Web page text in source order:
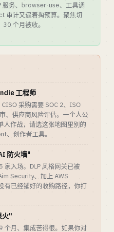
服务、browser-use、工具调
审计又逼着掏预算。聚焦切
个月被收。
工程师
采购需要 SOC 2、ISO
、供应商风险评估。一个人公
人作战，请选这张地图里别的
创作者工具。
防火墙"
入场。DLP 风格网关已被
Security、加上 AWS
有已经铺好的收购路径，你打
火"
个月、集成苦得很。如果你对